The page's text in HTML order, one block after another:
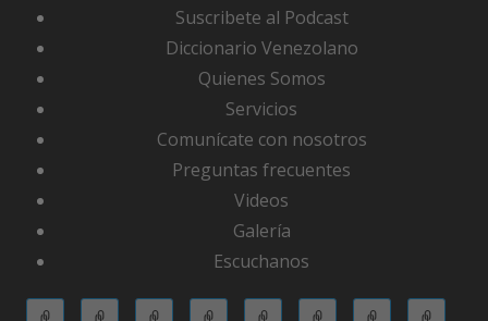
Suscribete al Podcast
Diccionario Venezolano
Quienes Somos
Servicios
Comunícate con nosotros
Preguntas frecuentes
Videos
Galería
Escuchanos